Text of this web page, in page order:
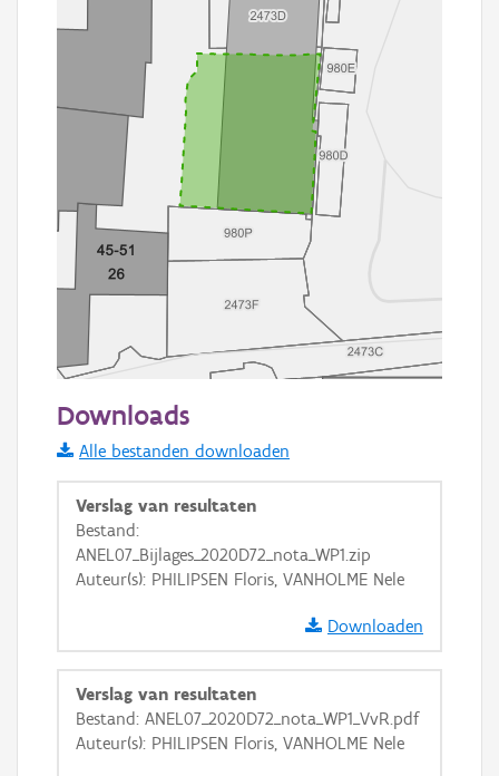
Informatie Vlaanderen
i
+ −
Basis Lagen
Downloads
Alle bestanden downloaden
Verslag van resultaten
Bestand:
ANEL07_Bijlages_2020D72_nota_WP1.zip
Auteur(s): PHILIPSEN Floris, VANHOLME Nele
Downloaden
Verslag van resultaten
Bestand: ANEL07_2020D72_nota_WP1_VvR.pdf
Auteur(s): PHILIPSEN Floris, VANHOLME Nele